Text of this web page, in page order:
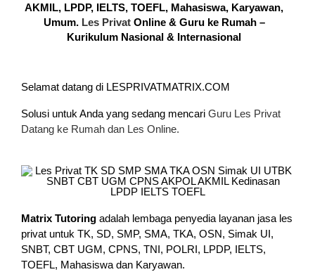
AKMIL, LPDP, IELTS, TOEFL, Mahasiswa, Karyawan,
Umum. Les PrivatOnline & Guru ke Rumah –
Kurikulum Nasional & Internasional
Selamat datang di LESPRIVATMATRIX.COM
Solusi untuk Anda yang sedang mencari Guru Les Privat
Datang ke Rumah dan Les Online.
Matrix Tutoring adalah lembaga penyedia layanan jasa les
privat untuk TK, SD, SMP, SMA, TKA, OSN, Simak UI,
SNBT, CBT UGM, CPNS, TNI, POLRI, LPDP, IELTS,
TOEFL, Mahasiswa dan Karyawan.